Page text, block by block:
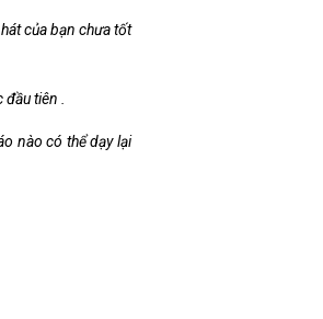
của bạn chưa tốt
tiên .
nào có thể dạy lại